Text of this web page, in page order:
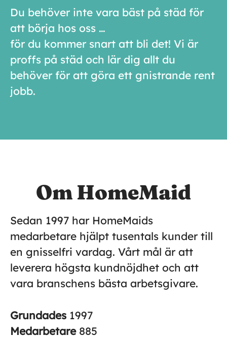
Du behöver inte vara bäst på städ för
att börja hos oss …
för du kommer snart att bli det! Vi är
proffs på städ och lär dig allt du
behöver för att göra ett gnistrande rent
jobb.
Om HomeMaid
Sedan 1997 har HomeMaids
medarbetare hjälpt tusentals kunder till
en gnisselfri vardag. Vårt mål är att
leverera högsta kundnöjdhet och att
vara branschens bästa arbetsgivare.
Grundades 1997
Medarbetare 885